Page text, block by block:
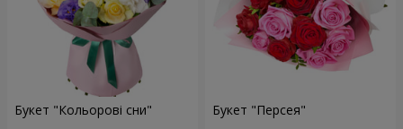
Букет "Кольорові сни" Букет "Персея"